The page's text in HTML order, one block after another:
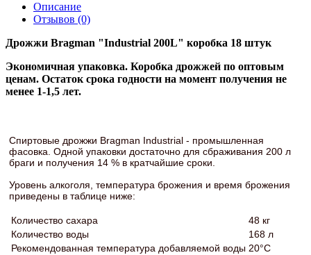
Описание
Отзывов (0)
Дрожжи Bragman "Industrial 200L" коробка 18 штук
Экономичная упаковка. Коробка дрожжей по оптовым
ценам. Остаток срока годности на момент получения не
менее 1-1,5 лет.
Спиртовые дрожжи Bragman Industrial - промышленная
фасовка. Одной упаковки достаточно для сбраживания 200 л
браги и получения 14 % в кратчайшие сроки.
Уровень алкоголя, температура брожения и время брожения
приведены в таблице ниже:
Количество сахара
48 кг
Количество воды
168 л
Рекомендованная температура добавляемой воды 20°C